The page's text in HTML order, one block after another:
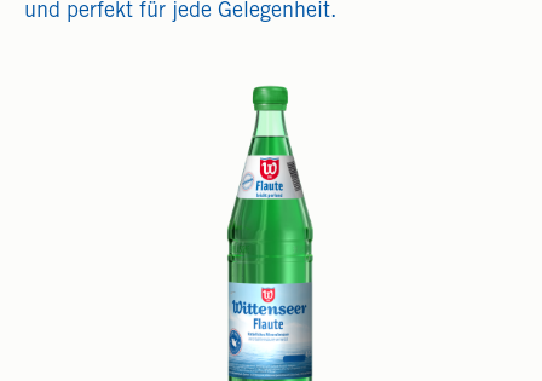
und perfekt für jede Gelegenheit.